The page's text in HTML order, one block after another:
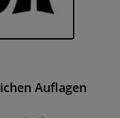
Auflagen